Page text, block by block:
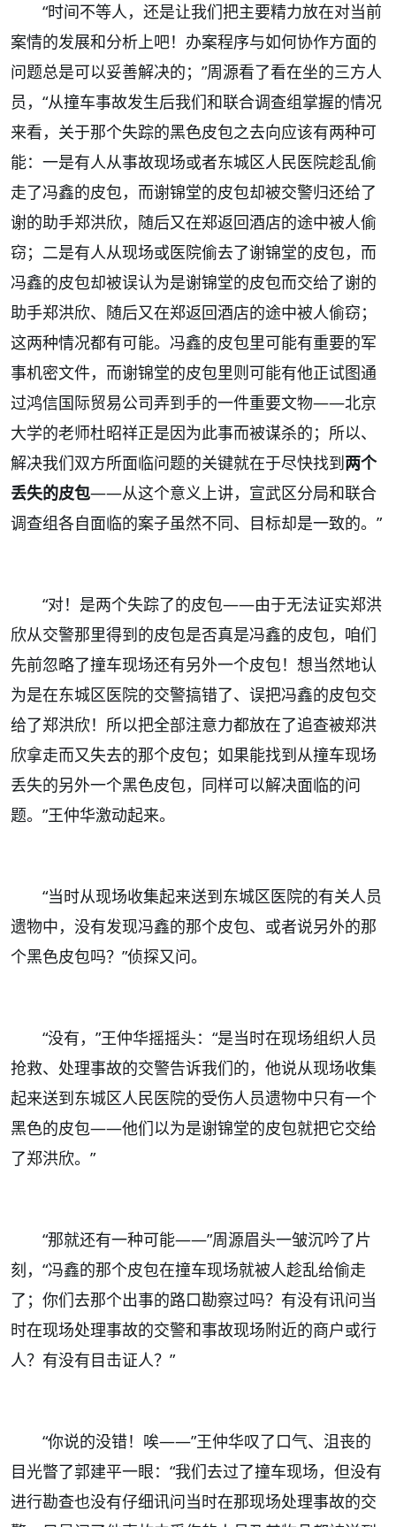
“时间不等人，还是让我们把主要精力放在对当前
案情的发展和分析上吧！办案程序与如何协作方面的
问题总是可以妥善解决的；”周源看了看在坐的三方人
员，“从撞车事故发生后我们和联合调查组掌握的情况
来看，关于那个失踪的黑色皮包之去向应该有两种可
能：一是有人从事故现场或者东城区人民医院趁乱偷
走了冯鑫的皮包，而谢锦堂的皮包却被交警归还给了
谢的助手郑洪欣，随后又在郑返回酒店的途中被人偷
窃；二是有人从现场或医院偷去了谢锦堂的皮包，而
冯鑫的皮包却被误认为是谢锦堂的皮包而交给了谢的
助手郑洪欣、随后又在郑返回酒店的途中被人偷窃；
这两种情况都有可能。冯鑫的皮包里可能有重要的军
事机密文件，而谢锦堂的皮包里则可能有他正试图通
过鸿信国际贸易公司弄到手的一件重要文物——北京
大学的老师杜昭祥正是因为此事而被谋杀的；所以、
解决我们双方所面临问题的关键就在于尽快找到两个
丢失的皮包——从这个意义上讲，宣武区分局和联合
调查组各自面临的案子虽然不同、目标却是一致的。”
“对！是两个失踪了的皮包——由于无法证实郑洪
欣从交警那里得到的皮包是否真是冯鑫的皮包，咱们
先前忽略了撞车现场还有另外一个皮包！想当然地认
为是在东城区医院的交警搞错了、误把冯鑫的皮包交
给了郑洪欣！所以把全部注意力都放在了追查被郑洪
欣拿走而又失去的那个皮包；如果能找到从撞车现场
丢失的另外一个黑色皮包，同样可以解决面临的问
题。”王仲华激动起来。
“当时从现场收集起来送到东城区医院的有关人员
遗物中，没有发现冯鑫的那个皮包、或者说另外的那
个黑色皮包吗？”侦探又问。
“没有，”王仲华摇摇头：“是当时在现场组织人员
抢救、处理事故的交警告诉我们的，他说从现场收集
起来送到东城区人民医院的受伤人员遗物中只有一个
黑色的皮包——他们以为是谢锦堂的皮包就把它交给
了郑洪欣。”
“那就还有一种可能——”周源眉头一皱沉吟了片
刻，“冯鑫的那个皮包在撞车现场就被人趁乱给偷走
了；你们去那个出事的路口勘察过吗？有没有讯问当
时在现场处理事故的交警和事故现场附近的商户或行
人？有没有目击证人？”
“你说的没错！唉——”王仲华叹了口气、沮丧的
目光瞥了郭建平一眼：“我们去过了撞车现场，但没有
进行勘查也没有仔细讯问当时在那现场处理事故的交